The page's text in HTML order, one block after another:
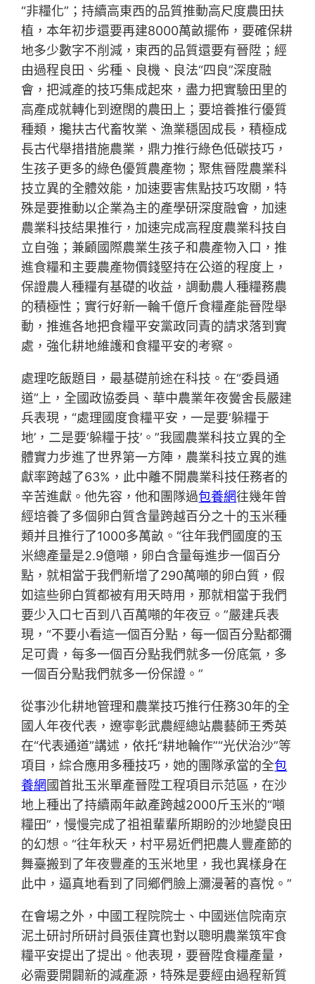
“非糧化”；持續高東西的品質推動高尺度農田扶
植，本年初步還要再建8000萬畝擺佈，要確保耕
地多少數字不削減，東西的品質還要有晉陞；經
由過程良田、劣種、良機、良法“四良”深度融
會，把減產的技巧集成起來，盡力把實驗田里的
高產成就轉化到遼闊的農田上；要培養推行優質
種類，攙扶古代畜牧業、漁業穩固成長，積極成
長古代舉措措施農業，鼎力推行綠色低碳技巧，
生孩子更多的綠色優質農產物；聚焦晉陞農業科
技立異的全體效能，加速要害焦點技巧攻關，特
殊是要推動以企業為主的產學研深度融會，加速
農業科技結果推行，加速完成高程度農業科技自
立自強；兼顧國際農業生孩子和農產物入口，推
進食糧和主要農產物價錢堅持在公道的程度上，
保證農人種糧有基礎的收益，調動農人種糧務農
的積極性；實行好新一輪千億斤食糧產能晉陞舉
動，推進各地把食糧平安黨政同責的請求落到實
處，強化耕地維護和食糧平安的考察。
處理吃飯題目，最基礎前途在科技。在“委員通
道”上，全國政協委員、華中農業年夜黌舍長嚴建
兵表現，“處理國度食糧平安，一是要‘躲糧于
地’，二是要‘躲糧于技’。”我國農業科技立異的全
體實力步進了世界第一方陣，農業科技立異的進
獻率跨越了63%，此中離不開農業科技任務者的
辛苦進獻。他先容，他和團隊過包養網往幾年曾
經培養了多個卵白質含量跨越百分之十的玉米種
類并且推行了1000多萬畝。“往年我們國度的玉
米總產量是2.9億噸，卵白含量每進步一個百分
點，就相當于我們新增了290萬噸的卵白質，假
如這些卵白質都被有用天時用，那就相當于我們
要少入口七百到八百萬噸的年夜豆。”嚴建兵表
現，“不要小看這一個百分點，每一個百分點都彌
足可貴，每多一個百分點我們就多一份底氣，多
一個百分點我們就多一份保證。”
從事沙化耕地管理和農業技巧推行任務30年的全
國人年夜代表，遼寧彰武農經總站農藝師王秀英
在“代表通道”講述，依托“耕地輪作”“光伏治沙”等
項目，綜合應用多種技巧，她的團隊承當的全包
養網 國首批玉米單產晉陞工程項目示范區，在沙
地上種出了持續兩年畝產跨越2000斤玉米的“噸
糧田”，慢慢完成了祖祖輩輩所期盼的沙地變良田
的幻想。“往年秋天，村平易近們把農人豐產節的
舞臺搬到了年夜豐產的玉米地里，我也異樣身在
此中，逼真地看到了同鄉們臉上瀰漫著的喜悅。”
在會場之外，中國工程院院士、中國迷信院南京
泥土研討所研討員張佳寶也對以聰明農業筑牢食
糧平安提出了提出。他表現，要晉陞食糧產量，
必需要開闢新的減產源，特殊是要經由過程新質